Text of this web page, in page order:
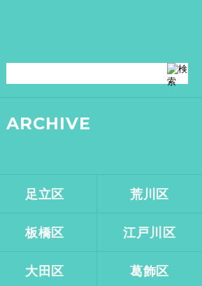
ARCHIVE
足立区 荒川区
板橋区 江戸川区
大田区 葛飾区